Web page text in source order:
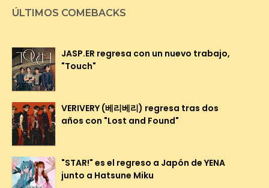
ÚLTIMOS COMEBACKS
JASP.ER regresa con un nuevo trabajo,
"Touch"
VERIVERY (베리베리) regresa tras dos
años con "Lost and Found"
"STAR!" es el regreso a Japón de YENA
junto a Hatsune Miku